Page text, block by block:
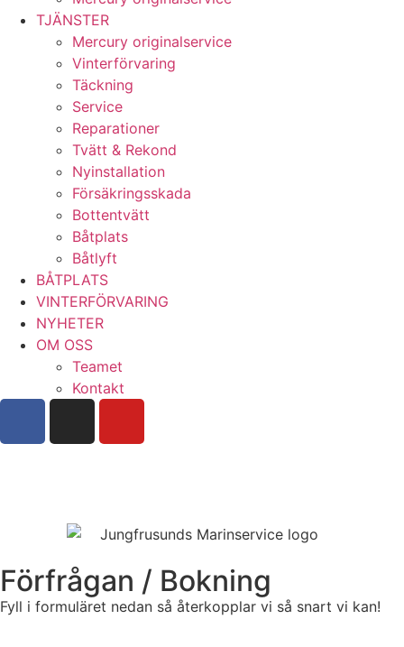
TJÄNSTER
Mercury originalservice
Vinterförvaring
Täckning
Service
Reparationer
Tvätt & Rekond
Nyinstallation
Försäkringsskada
Bottentvätt
Båtplats
Båtlyft
BÅTPLATS
VINTERFÖRVARING
NYHETER
OM OSS
Teamet
Kontakt
Förfrågan / Bokning
Fyll i formuläret nedan så återkopplar vi så snart vi kan!